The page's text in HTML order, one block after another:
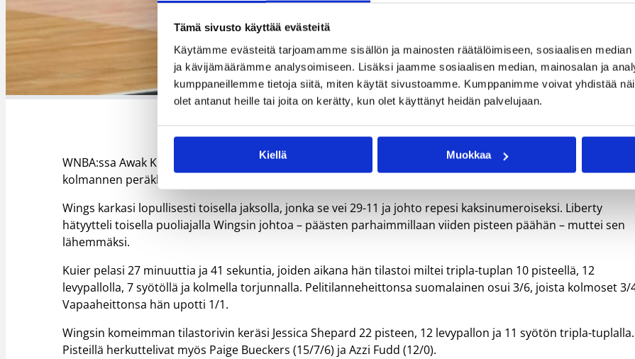
Tämä sivusto käyttää evästeitä
Käytämme evästeitä tarjoamamme sisällön ja mainosten räätälöimiseen, sosiaalisen
ja kävijämäärämme analysoimiseen. Lisäksi jaamme sosiaalisen median, mainosalan ja
kumppaneillemme tietoja siitä, miten käytät sivustoamme. Kumppanimme voivat yhdistää
olet antanut heille tai joita on kerätty, kun olet käyttänyt heidän palvelujaan.
Kiellä Muokkaa
Kuva:
WNBA:ssa Awak Kuier keräsi 10 pistettä, 12 levypalloa, 7 syöttöä ja kolme torjuntaa, kun Dallas Wings
kolmannen peräkkäisen voittonsa. Wings voitti New York Libertyn 88-77 (47-31).
Wings karkasi lopullisesti toisella jaksolla, jonka se vei 29-11 ja johto repesi kaksinumeroiseksi. Liberty
hätyytteli toisella puoliajalla Wingsin johtoa – päästen parhaimmillaan viiden pisteen päähän – muttei sen
lähemmäksi.
Kuier pelasi 27 minuuttia ja 41 sekuntia, joiden aikana hän tilastoi miltei tripla-tuplan 10 pisteellä, 12
levypallolla, 7 syötöllä ja kolmella torjunnalla. Pelitilanneheittonsa suomalainen osui 3/6, joista kolmoset 3/
Vapaaheittonsa hän upotti 1/1.
Wingsin komeimman tilastorivin keräsi Jessica Shepard 22 pisteen, 12 levypallon ja 11 syötön tripla-tuplalla.
Pisteillä herkuttelivat myös Paige Bueckers (15/7/6) ja Azzi Fudd (12/0).